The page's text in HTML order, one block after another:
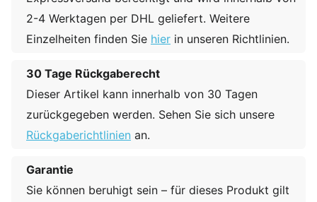
2-4 Werktagen per DHL geliefert. Weitere
Einzelheiten finden Sie hier in unseren Richtlinien.
30 Tage Rückgaberecht
Dieser Artikel kann innerhalb von 30 Tagen
zurückgegeben werden. Sehen Sie sich unsere
Rückgaberichtlinien an.
Garantie
Sie können beruhigt sein – für dieses Produkt gilt